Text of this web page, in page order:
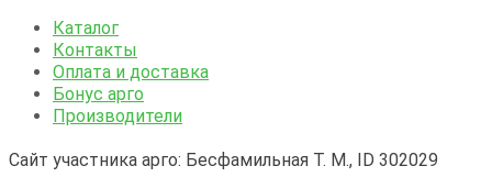
Каталог
Контакты
Оплата и доставка
Бонус арго
Производители
Сайт участника арго: Бесфамильная Т. М., ID 302029